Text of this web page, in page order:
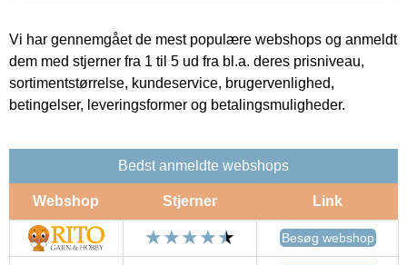
Vi har gennemgået de mest populære webshops og anmeldt
dem med stjerner fra 1 til 5 ud fra bl.a. deres prisniveau,
sortimentstørrelse, kundeservice, brugervenlighed,
betingelser, leveringsformer og betalingsmuligheder.
Bedst anmeldte webshops
Webshop Stjerner Link
Besøg webshop